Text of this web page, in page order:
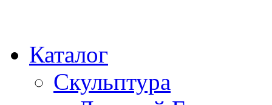
Каталог
Скульптура